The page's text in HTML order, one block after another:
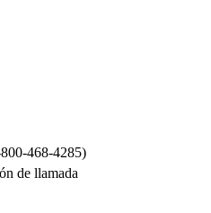
468-4285)
de llamada